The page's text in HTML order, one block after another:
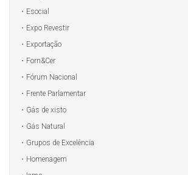
Esocial
Expo Revestir
Exportação
Forn&Cer
Fórum Nacional
Frente Parlamentar
Gás de xisto
Gás Natural
Grupos de Excelência
Homenagem